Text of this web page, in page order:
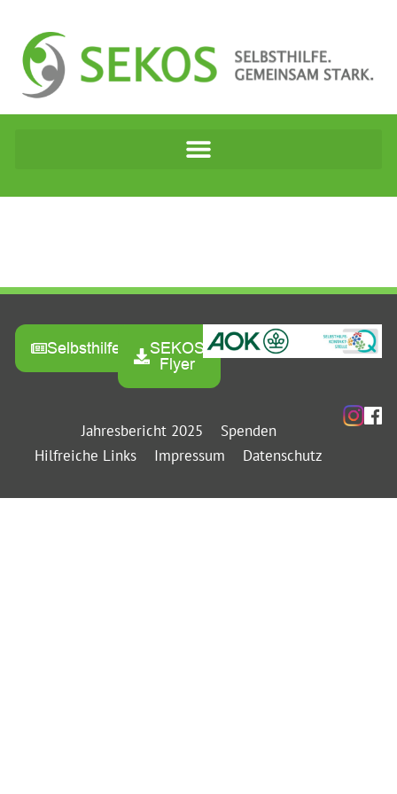
SelbsthilfezeitungSEKOS
Flyer
Jahresbericht 2025
Spenden
Hilfreiche Links
Impressum Datenschutz